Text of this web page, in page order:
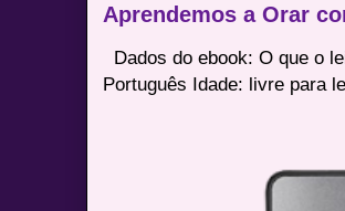
Aprendemos a Orar
Dados do ebook: O que o
Português Idade: livre para